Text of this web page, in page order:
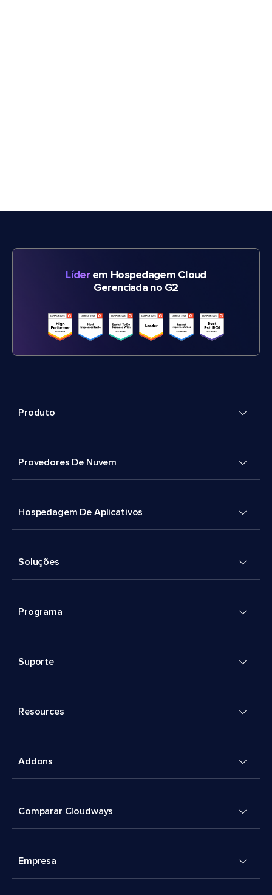
Líderem Hospedagem Cloud
Gerenciada no G2
Produto
Provedores De Nuvem
Hospedagem De Aplicativos
Soluções
Programa
Suporte
Resources
Addons
Comparar Cloudways
Empresa